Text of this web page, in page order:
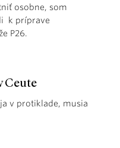
osobne, som
k príprave
P26.
Ceute
v protiklade, musia